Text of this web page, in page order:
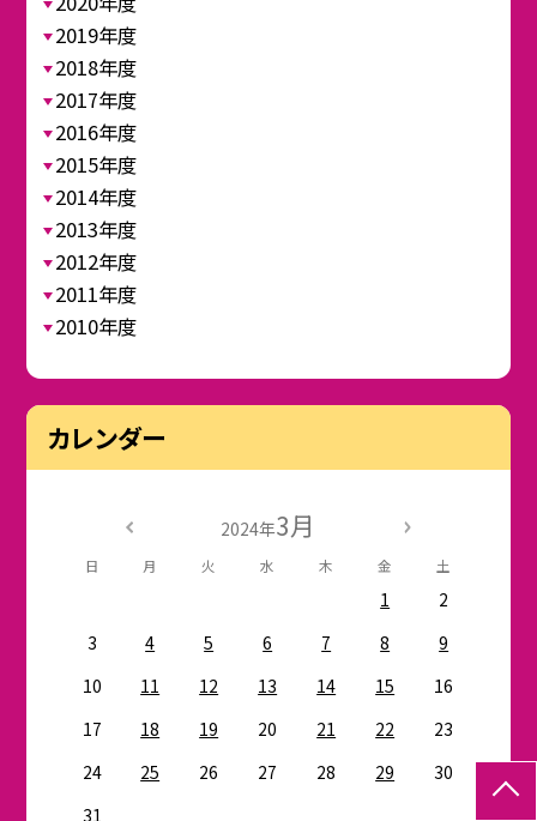
2019年度
2018年度
2017年度
2016年度
2015年度
2014年度
2013年度
2012年度
2011年度
2010年度
カレンダー
2024年3月
日 月 火 水 木 金 土
1
2
3
4 5 6 7 8
9
10
11 12 13 14 15
16
17
18 19 20 21 22
23
24
25 26 27 28 29
30
31